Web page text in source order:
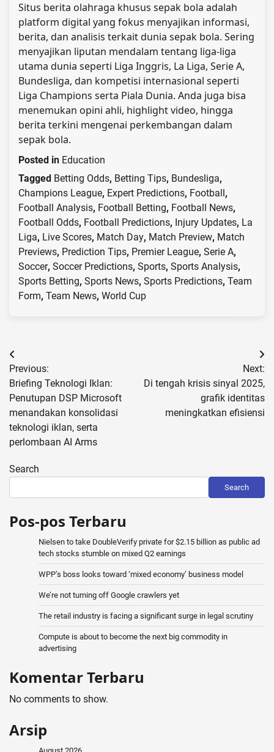
Situs berita olahraga khusus sepak bola adalah
platform digital yang fokus menyajikan informasi,
berita, dan analisis terkait dunia sepak bola. Sering
menyajikan liputan mendalam tentang liga-liga
utama dunia seperti Liga Inggris, La Liga, Serie A,
Bundesliga, dan kompetisi internasional seperti
Liga Champions serta Piala Dunia. Anda juga bisa
menemukan opini ahli, highlight video, hingga
berita terkini mengenai perkembangan dalam
sepak bola.
Posted in Education
Tagged Betting Odds, Betting Tips, Bundesliga,
Champions League, Expert Predictions, Football ,
Football Analysis, Football Betting, Football News,
Football Odds, Football Predictions, Injury Updates, La
Liga, Live Scores, Match Day, Match Preview, Match
Previews, Prediction Tips, Premier League, Serie A,
Soccer, Soccer Predictions, Sports, Sports Analysis,
Sports Betting, Sports News, Sports Predictions, Team
Form, Team News, World Cup
Post
navigation
Previous:
Briefing Teknologi Iklan:
Penutupan DSP Microsoft
menandakan konsolidasi
teknologi iklan, serta
perlombaan AI Arms
Next:
Di tengah krisis sinyal 2025,
grafik identitas
meningkatkan efisiensi
Search
Search
Pos-pos Terbaru
Nielsen to take DoubleVerify private for $2.15 billion as public ad
tech stocks stumble on mixed Q2 earnings
WPP’s boss looks toward ‘mixed economy’ business model
We’re not turning off Google crawlers yet
The retail industry is facing a significant surge in legal scrutiny
Compute is about to become the next big commodity in
advertising
Komentar Terbaru
No comments to show.
Arsip